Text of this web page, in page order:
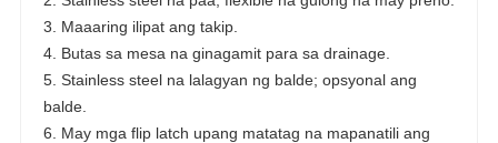
3. Maaaring ilipat ang takip.
4. Butas sa mesa na ginagamit para sa drainage.
5. Stainless steel na lalagyan ng balde; opsyonal ang
balde.
6. May mga flip latch upang matatag na mapanatili ang